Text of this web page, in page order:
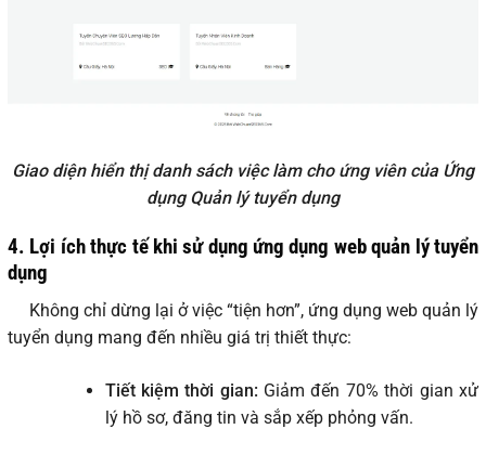
Giao diện hiển thị danh sách việc làm cho ứng viên của Ứng
dụng Quản lý tuyển dụng
4. Lợi ích thực tế khi sử dụng ứng dụng web quản lý tuyển
dụng
Không chỉ dừng lại ở việc “tiện hơn”, ứng dụng web quản lý
tuyển dụng mang đến nhiều giá trị thiết thực:
Tiết kiệm thời gian: Giảm đến 70% thời gian xử
lý hồ sơ, đăng tin và sắp xếp phỏng vấn.